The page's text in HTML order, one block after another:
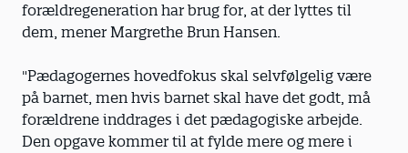
forældregeneration har brug for, at der lyttes til
dem, mener Margrethe Brun Hansen.
"Pædagogernes hovedfokus skal selvfølgelig være
på barnet, men hvis barnet skal have det godt, må
forældrene inddrages i det pædagogiske arbejde.
Den opgave kommer til at fylde mere og mere i